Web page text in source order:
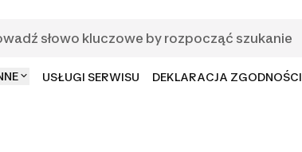
USŁUGI SERWISU DEKLARACJA ZGODNOŚCI